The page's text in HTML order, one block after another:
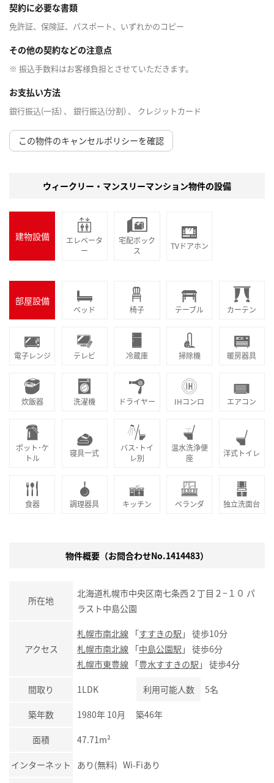
契約に必要な書類
免許証、保険証、パスポート、いずれかのコピー
その他の契約などの注意点
※ 振込手数料はお客様負担とさせていただきます。
お支払い方法
銀行振込(一括) 、 銀行振込(分割) 、 クレジットカード
この物件のキャンセルポリシーを確認
ウィークリー・マンスリーマンション物件の設備
建物設備
エレベータ
ー
宅配ボック
ス
TVドアホン
部屋設備
ベッド 椅子 テーブル カーテン
電子レンジ テレビ 冷蔵庫 掃除機 暖房器具
炊飯器 洗濯機 ドライヤー IHコンロ エアコン
ポット･ケ
トル
寝具一式
バス･トイ
レ別
温水洗浄便
座
洋式トイレ
食器 調理器具 キッチン ベランダ 独立洗面台
物件概要（お問合わせNo.1414483）
所在地
北海道札幌市中央区南七条西２丁目２−１０ パ
ラスト中島公園
アクセス
札幌市南北線 「すすきの駅 」 徒歩10分
札幌市南北線 「中島公園駅 」 徒歩6分
札幌市東豊線 「豊水すすきの駅 」 徒歩4分
間取り 1LDK 利用可能人数 5名
築年数 1980年 10月 築46年
面積 47.71m²
インターネット あり(無料) Wi-Fiあり